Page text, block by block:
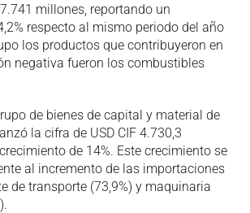
millones, reportando un
respecto al mismo periodo del año
los productos que contribuyeron en
negativa fueron los combustibles
de bienes de capital y material de
la cifra de USD CIF 4.730,3
de 14%. Este crecimiento se
al incremento de las importaciones
de transporte (73,9%) y maquinaria